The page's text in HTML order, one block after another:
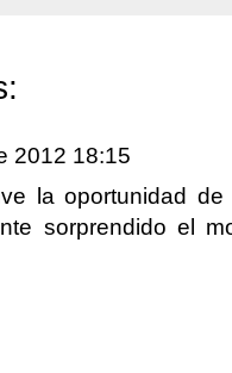
2012 18:15
la oportunidad
sorprendido el